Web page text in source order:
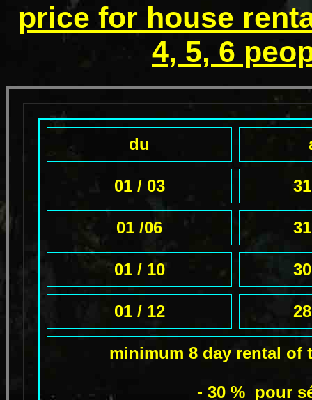
price for house
4, 5, 6
du
01 / 03
01 /06
01 / 10
01 / 12
minimum 8 day rental of
- 30 % pour